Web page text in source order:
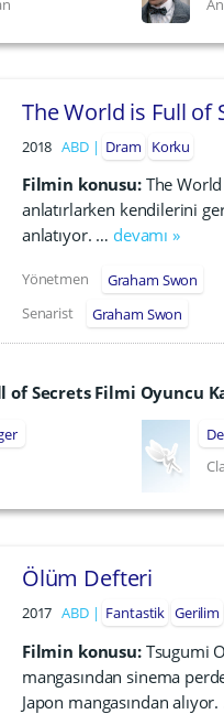
The World is Full of
2018 ABD Dram Korku
Filmin konusu: The
anlatırlarken kendilerini
anlatıyor. … devamı »
Yönetmen
Graham Swon
Senarist
Graham Swon
of Secrets Filmi Oyuncu
Ölüm Defteri
2017 ABD Fantastik Gerilim
Filmin konusu: Tsugumi
mangasından sinema
Japon mangasından